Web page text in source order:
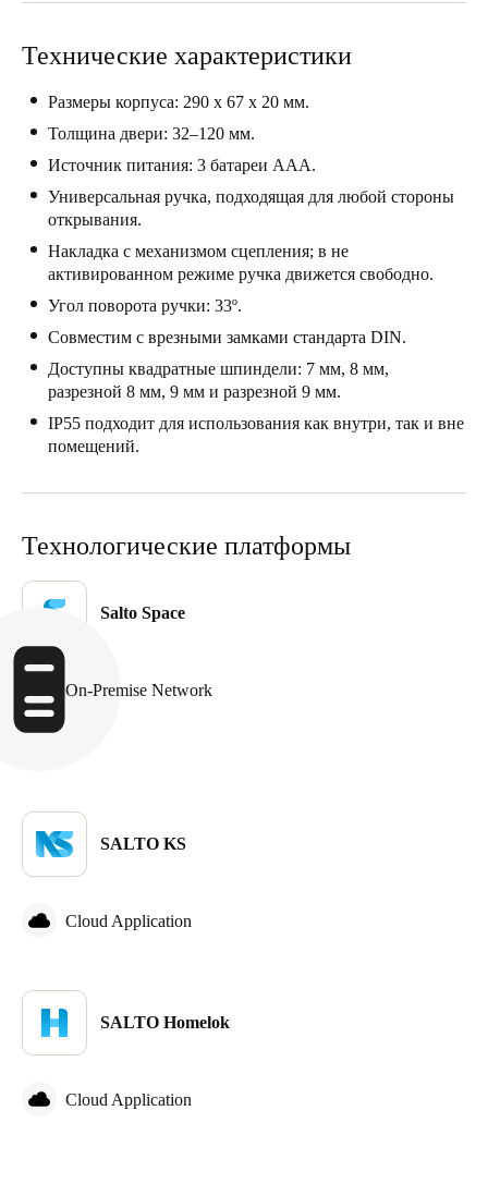
Italy
Italiano
Poland
Polski
Czech Republic
Čeština
Denmark
DanskereEnglish
Norway
NorskEnglish
Finnish
Технические характеристики
Размеры корпуса: 290 x 67 x 20 мм.
Толщина двери: 32–120 мм.
Источник питания: 3 батареи ААА.
Универсальная ручка, подходящая для любой стороны
открывания.
Накладка с механизмом сцепления; в не
активированном режиме ручка движется свободно.
Угол поворота ручки: 33º.
Совместим с врезными замками стандарта DIN.
Доступны квадратные шпиндели: 7 мм, 8 мм,
разрезной 8 мм, 9 мм и разрезной 9 мм.
IP55 подходит для использования как внутри, так и вне
помещений.
Технологические платформы
Salto Space
On-Premise Network
SALTO KS
Cloud Application
SALTO Homelok
Cloud Application